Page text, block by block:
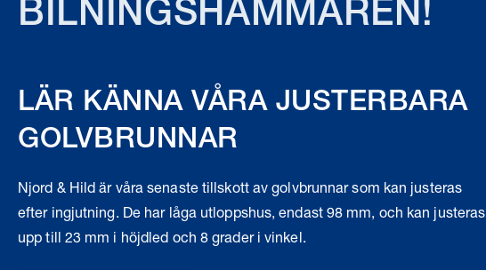
BILNINGSHAMMAREN!
LÄR KÄNNA VÅRA JUSTERBARA
GOLVBRUNNAR
Njord & Hild är våra senaste tillskott av golvbrunnar som kan justeras
efter ingjutning. De har låga utloppshus, endast 98 mm, och kan justeras
upp till 23 mm i höjdled och 8 grader i vinkel.